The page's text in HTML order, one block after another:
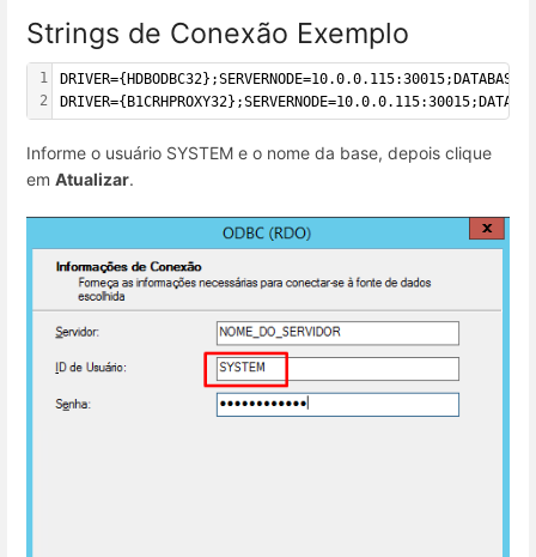
Strings de Conexão Exemplo
1
2
Informe o usuário SYSTEM e o nome da base, depois clique
em Atualizar.